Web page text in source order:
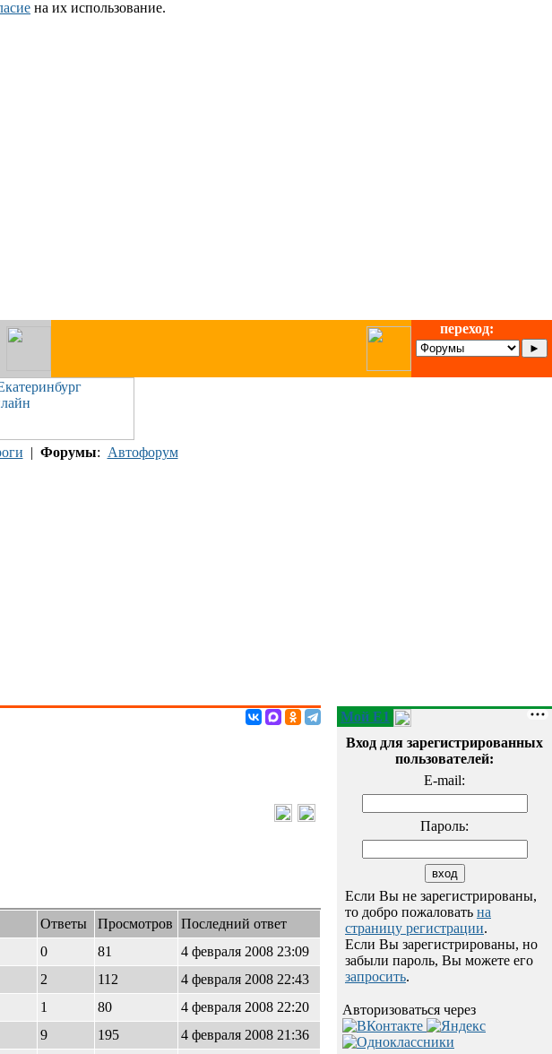
на их использование.
переход:
| Форумы: Автофорум
Ответы Просмотров Последний ответ
0 81
4 февраля 2008 23:09
2 112
4 февраля 2008 22:43
1 80
4 февраля 2008 22:20
9 195
4 февраля 2008 21:36
Мой E1
Вход для зарегистрированных
пользователей:
E-mail:
Пароль:
Если Вы не зарегистрированы,
то добро пожаловать на
страницу регистрации.
Если Вы зарегистрированы, но
забыли пароль, Вы можете его
запросить.
Авторизоваться через